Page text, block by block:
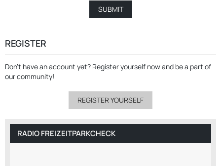
REGISTER
Don’t have an account yet? Register yourself nowand be a part of
our community!
REGISTER YOURSELF
RADIO FREIZEITPARKCHECK